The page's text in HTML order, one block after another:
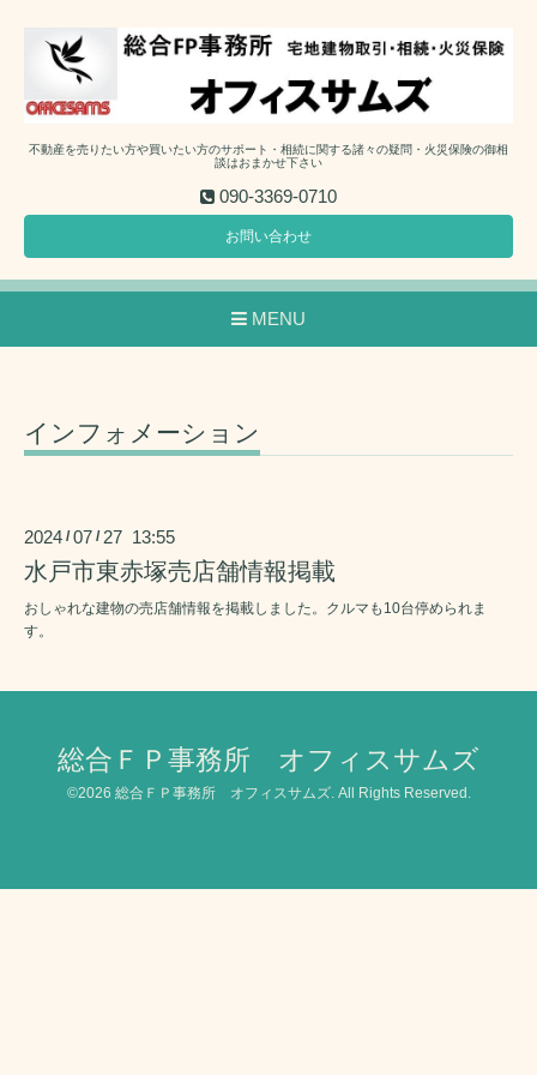
不動産を売りたい方や買いたい方のサポート・相続に関する諸々の疑問・火災保険の御相
談はおまかせ下さい
090-3369-0710
お問い合わせ
MENU
インフォメーション
2024 /07 / 27 13:55
水戸市東赤塚売店舗情報掲載
おしゃれな建物の売店舗情報を掲載しました。クルマも10台停められま
す。
総合ＦＰ事務所 オフィスサムズ
©2026 総合ＦＰ事務所 オフィスサムズ. All Rights Reserved.